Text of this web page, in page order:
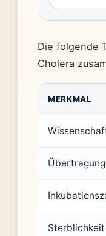
Die folgende
Cholera
MERKMAL